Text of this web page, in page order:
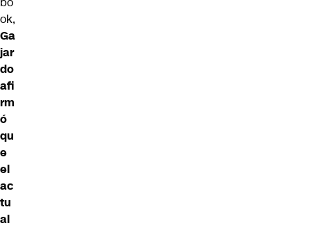
ok,
Ga
jar
do
afi
rm
ó
qu
e
el
ac
tu
al